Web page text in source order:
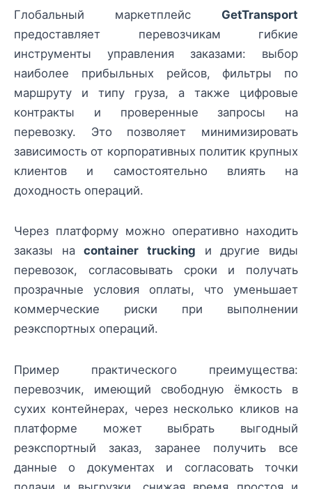
Глобальный маркетплейс GetTransport
предоставляет перевозчикам гибкие
инструменты управления заказами: выбор
наиболее прибыльных рейсов, фильтры по
маршруту и типу груза, а также цифровые
контракты и проверенные запросы на
перевозку. Это позволяет минимизировать
зависимость от корпоративных политик крупных
клиентов и самостоятельно влиять на
доходность операций.
Через платформу можно оперативно находить
заказы наcontainer trucking и другие виды
перевозок, согласовывать сроки и получать
прозрачные условия оплаты, что уменьшает
коммерческие риски при выполнении
реэкспортных операций.
Пример практического преимущества:
перевозчик, имеющий свободную ёмкость в
сухих контейнерах, через несколько кликов на
платформе может выбрать выгодный
реэкспортный заказ, заранее получить все
данные о документах и согласовать точки